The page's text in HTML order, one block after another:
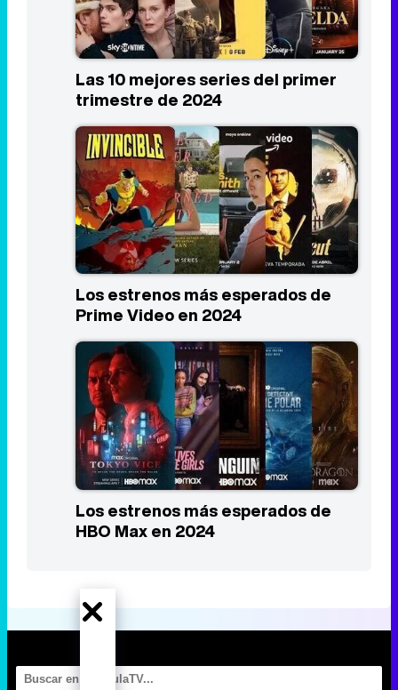
Las 10 mejores series del primer
trimestre de 2024
Los estrenos más esperados de
Prime Video en 2024
Los estrenos más esperados de
HBO Max en 2024